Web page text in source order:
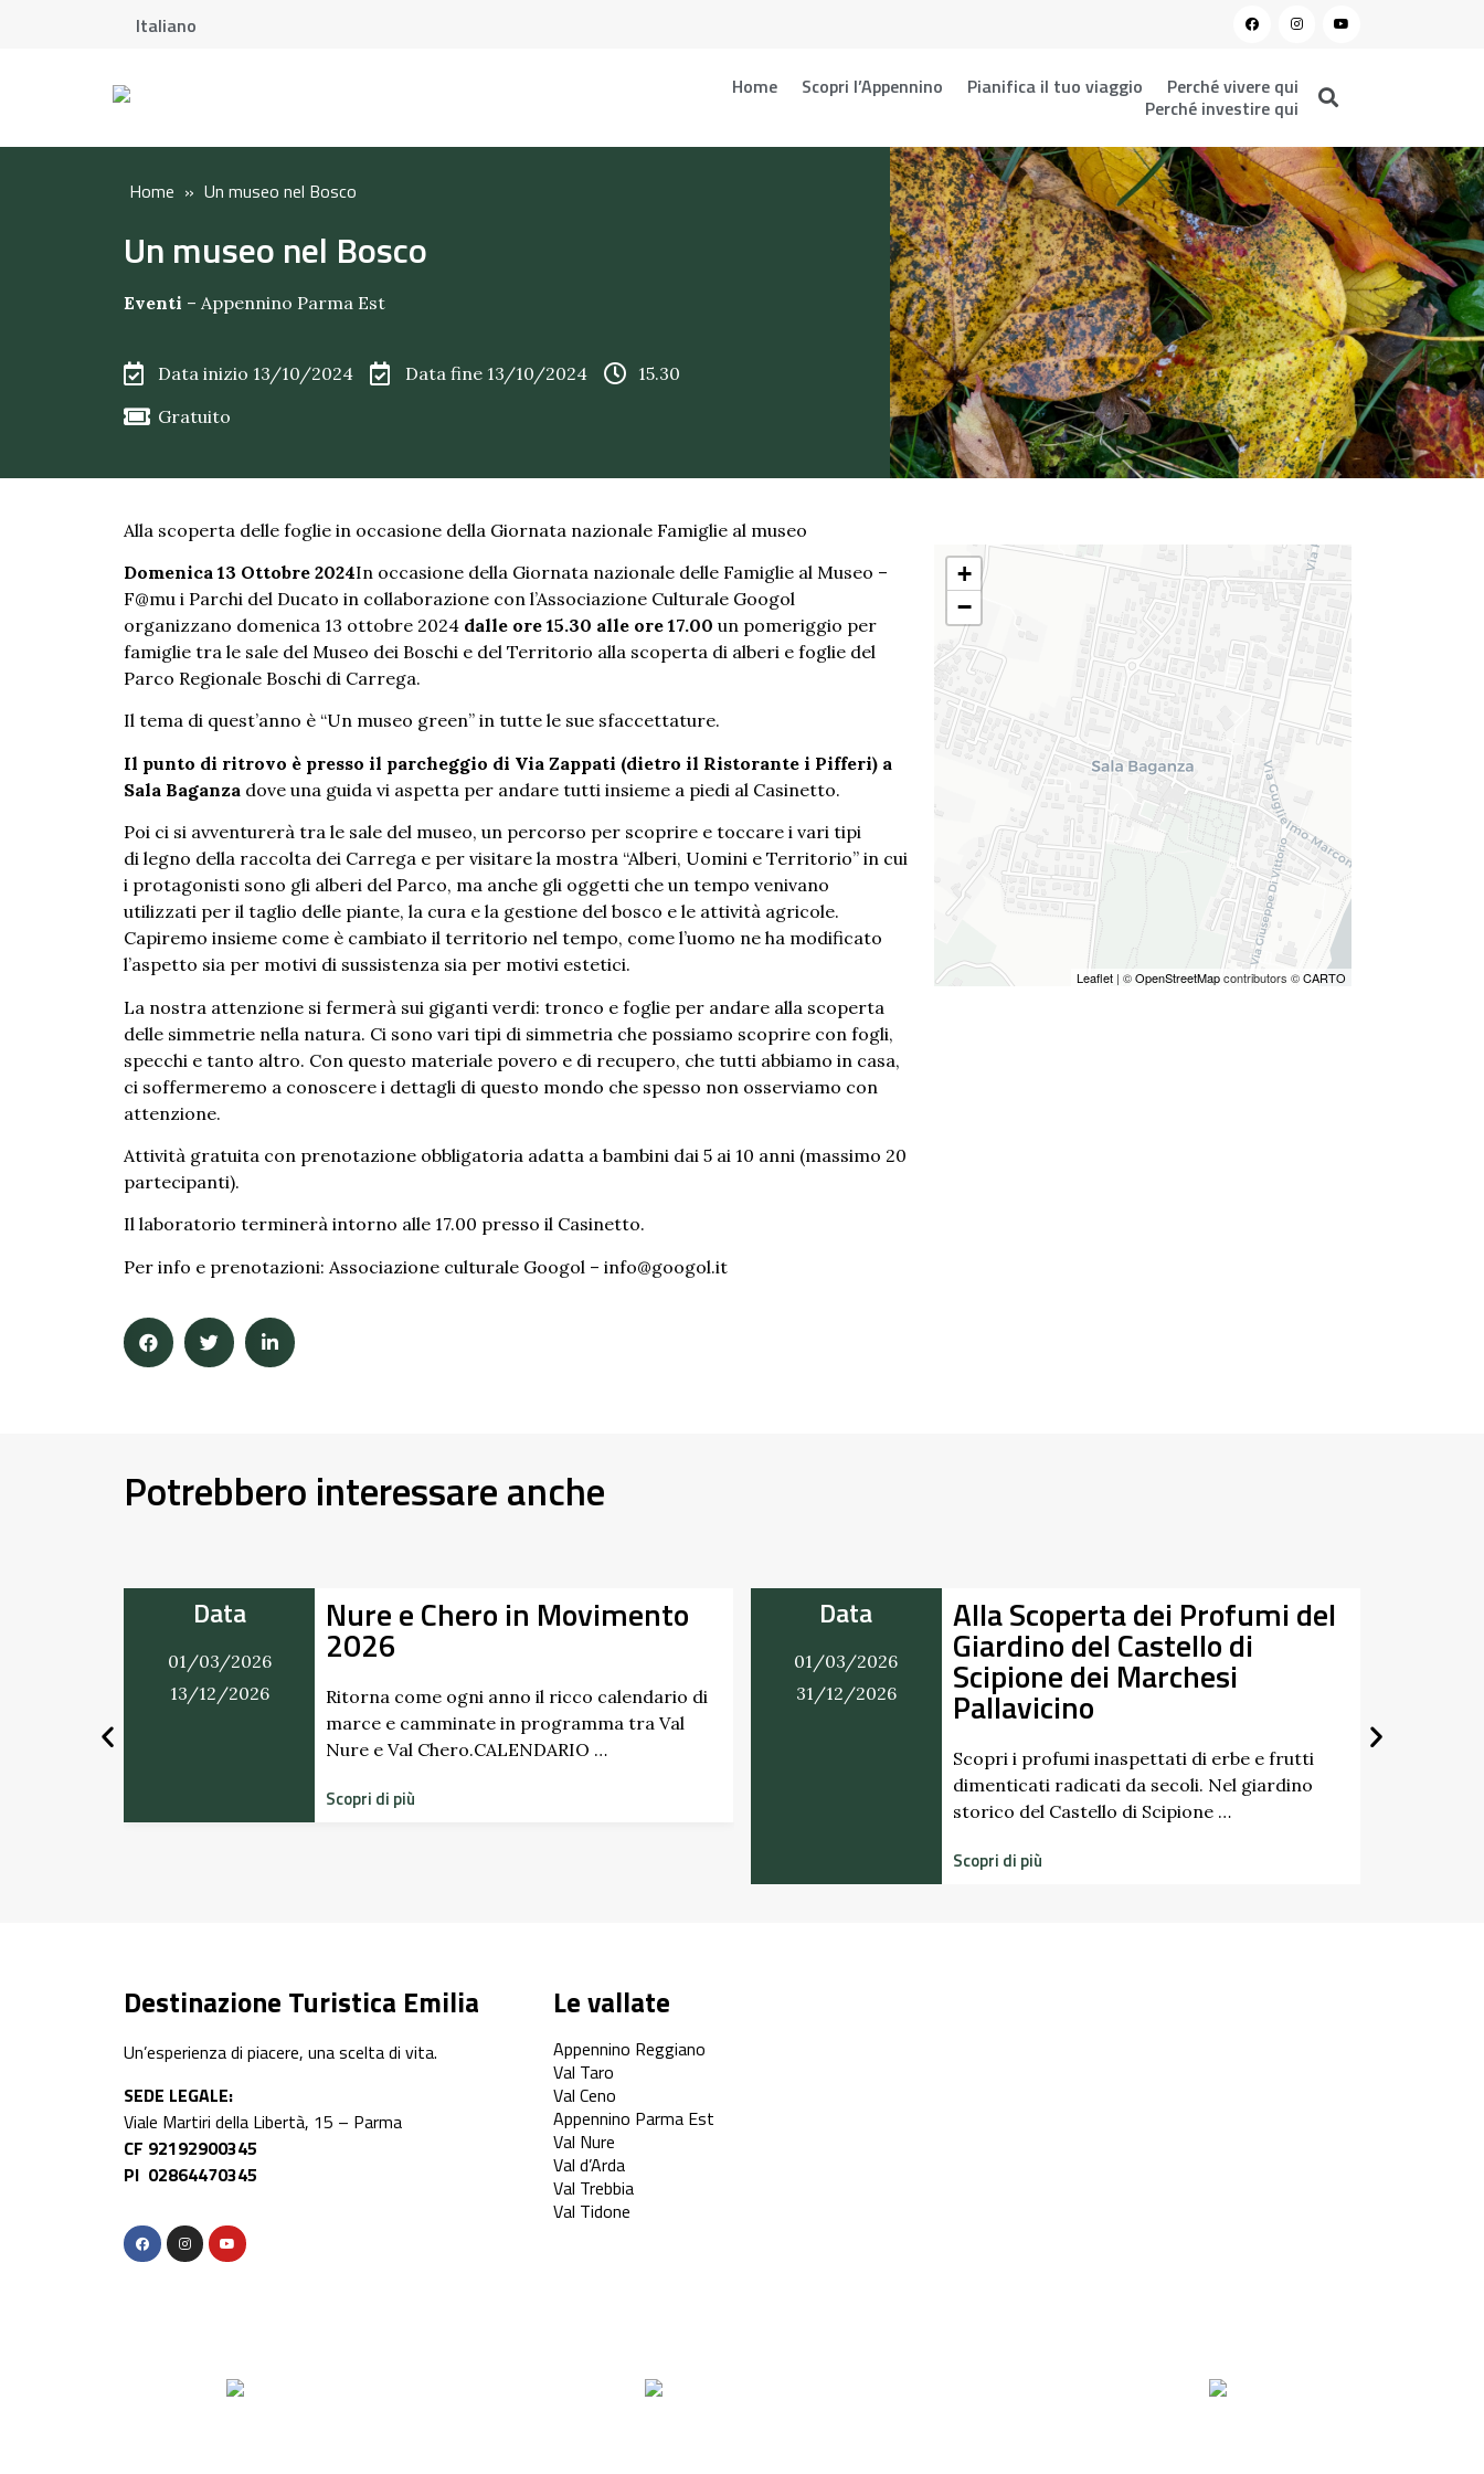
Italiano
Home Scopri l’Appennino Pianifica il tuo viaggio
Perché vivere qui
Perché investire qui
Home » Un museo nel Bosco
Un museo nel Bosco
Eventi – Appennino Parma Est
Data inizio 13/10/2024 Data fine 13/10/2024
15.30
Gratuito
Alla scoperta delle foglie in occasione della Giornata nazionale Famiglie al museo
Domenica 13 Ottobre 2024In occasione della Giornata nazionale delle Famiglie al Museo –
F@mu i Parchi del Ducato in collaborazione con l’Associazione Culturale Googol
organizzano domenica 13 ottobre 2024 dalle ore 15.30 alle ore 17.00 un pomeriggio per
famiglie tra le sale del Museo dei Boschi e del Territorio alla scoperta di alberi e foglie del
Parco Regionale Boschi di Carrega.
Il tema di quest’anno è “Un museo green” in tutte le sue sfaccettature.
Il punto di ritrovo è presso il parcheggio di Via Zappati (dietro il Ristorante i Pifferi) a
Sala Baganza dove una guida vi aspetta per andare tutti insieme a piedi al Casinetto.
Poi ci si avventurerà tra le sale del museo, un percorso per scoprire e toccare i vari tipi
di legno della raccolta dei Carrega e per visitare la mostra “Alberi, Uomini e Territorio” in cui
i protagonisti sono gli alberi del Parco, ma anche gli oggetti che un tempo venivano
utilizzati per il taglio delle piante, la cura e la gestione del bosco e le attività agricole.
Capiremo insieme come è cambiato il territorio nel tempo, come l’uomo ne ha modificato
l’aspetto sia per motivi di sussistenza sia per motivi estetici.
La nostra attenzione si fermerà sui giganti verdi: tronco e foglie per andare alla scoperta
delle simmetrie nella natura. Ci sono vari tipi di simmetria che possiamo scoprire con fogli,
specchi e tanto altro. Con questo materiale povero e di recupero, che tutti abbiamo in casa,
ci soffermeremo a conoscere i dettagli di questo mondo che spesso non osserviamo con
attenzione.
Attività gratuita con prenotazione obbligatoria adatta a bambini dai 5 ai 10 anni (massimo 20
partecipanti).
Il laboratorio terminerà intorno alle 17.00 presso il Casinetto.
Per info e prenotazioni: Associazione culturale Googol – info@googol.it
+
−
Leaflet | ©OpenStreetMapcontributors ©CARTO
Potrebbero interessare anche
01/03/2026
13/12/2026
Nure e Chero in Movimento
2026
Ritorna come ogni anno il ricco calendario di
marce e camminate in programma tra Val
Nure e Val Chero.CALENDARIO …
01/03/2026
31/12/2026
Alla Scoperta dei Profumi del
Giardino del Castello di
Scipione dei Marchesi
Pallavicino
Scopri i profumi inaspettati di erbe e frutti
dimenticati radicati da secoli. Nel giardino
storico del Castello di Scipione …
Destinazione Turistica Emilia
Un’esperienza di piacere, una scelta di vita.
SEDE LEGALE:
Viale Martiri della Libertà, 15 – Parma
CF 92192900345
PI 02864470345
Le vallate
Appennino Reggiano
Val Taro
Val Ceno
Appennino Parma Est
Val Nure
Val d’Arda
Val Trebbia
Val Tidone